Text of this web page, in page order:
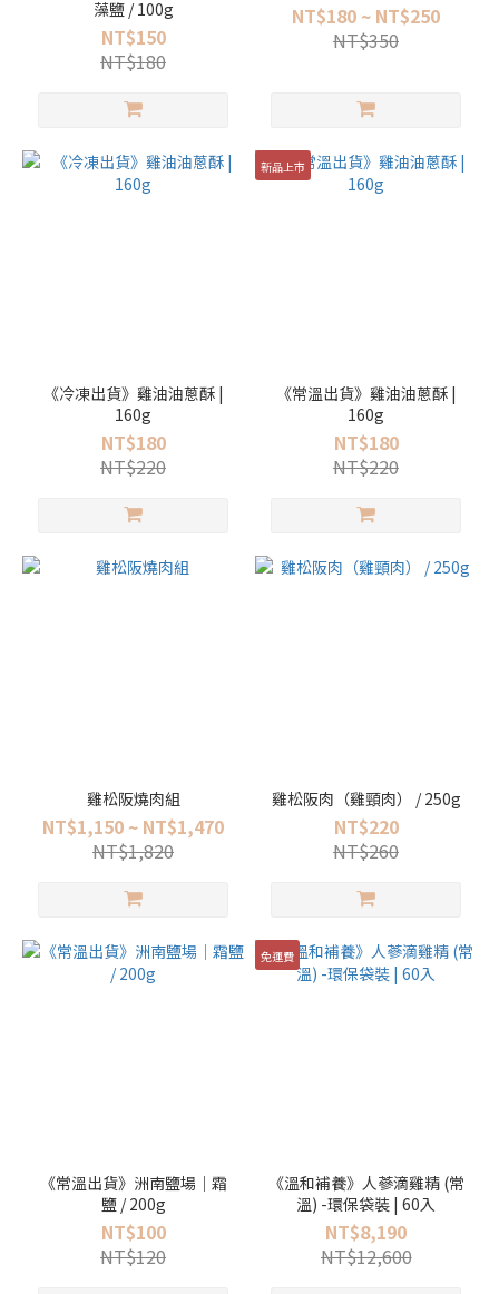
藻鹽 / 100g
NT$150
NT$180
NT$180 ~ NT$250
NT$350
《冷凍出貨》雞油油蔥酥 |
160g
NT$180
NT$220
新品上市
《常溫出貨》雞油油蔥酥 |
160g
NT$180
NT$220
雞松阪燒肉組
NT$1,150 ~ NT$1,470
NT$1,820
雞松阪肉（雞頸肉） / 250g
NT$220
NT$260
《常溫出貨》洲南鹽場｜霜
鹽 / 200g
NT$100
NT$120
免運費
《溫和補養》人蔘滴雞精 (常
溫) -環保袋裝 | 60入
NT$8,190
NT$12,600